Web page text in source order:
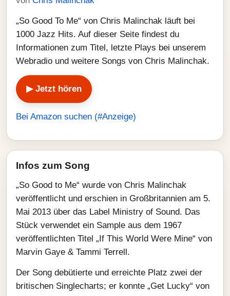
„So Good To Me“ von Chris Malinchak läuft bei
1000 Jazz Hits. Auf dieser Seite findest du
Informationen zum Titel, letzte Plays bei unserem
Webradio und weitere Songs von Chris Malinchak.
▶ Jetzt hören
Bei Amazon suchen (#Anzeige)
Infos zum Song
„So Good to Me“ wurde von Chris Malinchak
veröffentlicht und erschien in Großbritannien am 5.
Mai 2013 über das Label Ministry of Sound. Das
Stück verwendet ein Sample aus dem 1967
veröffentlichten Titel „If This World Were Mine“ von
Marvin Gaye & Tammi Terrell.
Der Song debütierte und erreichte Platz zwei der
britischen Singlecharts; er konnte „Get Lucky“ von